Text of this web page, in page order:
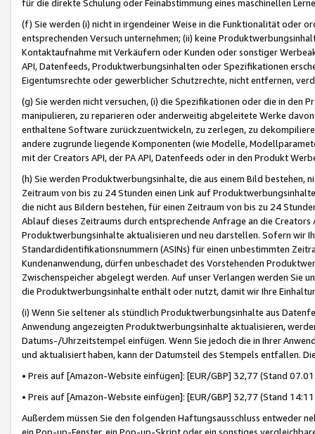
für die direkte Schulung oder Feinabstimmung eines maschinellen
(f) Sie werden (i) nicht in irgendeiner Weise in die Funktionalität oder
entsprechenden Versuch unternehmen; (ii) keine
Kontaktaufnahme mit Verkäufern oder Kunden oder sonstiger
API, Datenfeeds, Produktwerbungsinhalten oder Spezifikationen
Eigentumsrechte oder gewerblicher Schutzrechte, nicht entfernen,
(g) Sie werden nicht versuchen, (i) die Spezifikationen oder die in
manipulieren, zu reparieren oder anderweitig abgeleitete Werke
enthaltene Software zurückzuentwickeln, zu zerlegen, zu
andere zugrunde liegende Komponenten (wie Modelle,
mit der Creators API, der PA API, Datenfeeds oder in den Produkt
(h) Sie werden Produktwerbungsinhalte, die aus einem Bild bestehen,
Zeitraum von bis zu 24 Stunden einen Link auf
die nicht aus Bildern bestehen, für einen Zeitraum von bis zu 24
Ablauf dieses Zeitraums durch entsprechende Anfrage an die
Produktwerbungsinhalte aktualisieren und neu darstellen. Sofern wir
Standardidentifikationsnummern (ASINs) für einen unbestimmten
Kundenanwendung, dürfen unbeschadet des Vorstehenden
Zwischenspeicher abgelegt werden. Auf unser Verlangen werden Sie
die Produktwerbungsinhalte enthält oder nutzt, damit wir Ihre
(i) Wenn Sie seltener als stündlich Produktwerbungsinhalte aus
Anwendung angezeigten Produktwerbungsinhalte aktualisieren,
Datums-/Uhrzeitstempel einfügen. Wenn Sie jedoch die in Ihrer
und aktualisiert haben, kann der Datumsteil des Stempels entfallen.
• Preis auf [Amazon-Website einfügen]: [EUR/GBP] 32,77 (Stand
• Preis auf [Amazon-Website einfügen]: [EUR/GBP] 32,77 (Stand
Außerdem müssen Sie den folgenden Haftungsausschluss entweder
ein Pop-up-Fenster, ein Pop-up-Skript oder ein sonstiges